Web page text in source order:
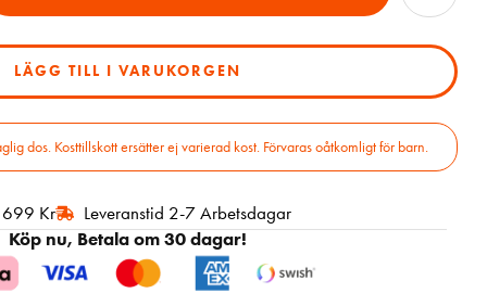
LÄGG TILL I VARUKORGEN
dos. Kosttillskott ersätter ej varierad kost. Förvaras oåtkomligt för barn.
699 Kr
Leveranstid 2-7 Arbetsdagar
Köp nu, Betala om 30 dagar!